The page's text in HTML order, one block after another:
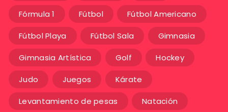
Fórmula 1 Fútbol Fútbol Americano
Fútbol Playa Fútbol Sala Gimnasia
Gimnasia Artística Golf Hockey
Judo Juegos Kárate
Levantamiento de pesas Natación